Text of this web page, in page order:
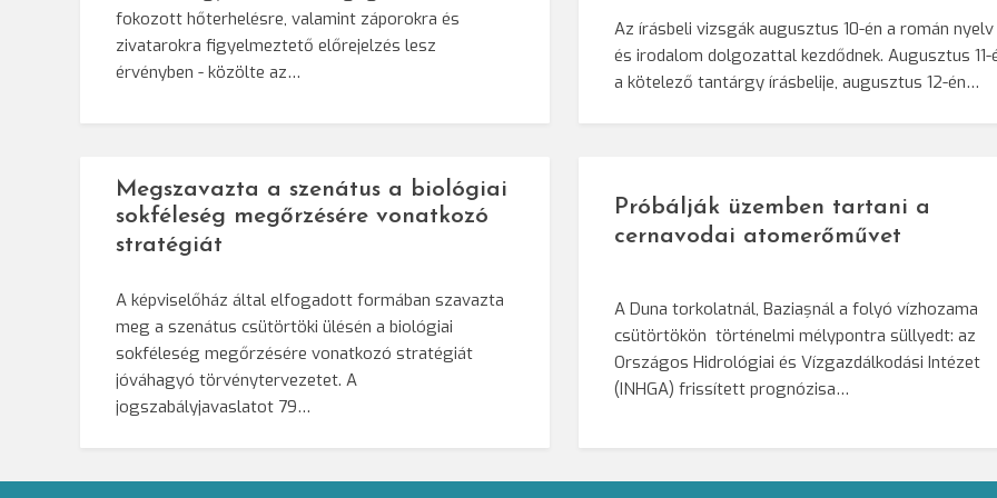
fokozott hőterhelésre, valamint záporokra és
zivatarokra figyelmeztető előrejelzés lesz
érvényben - közölte az…
Az írásbeli vizsgák augusztus 10-én a román nyelv
és irodalom dolgozattal kezdődnek. Augusztus 11-
a kötelező tantárgy írásbelije, augusztus 12-én…
Megszavazta a szenátus a biológiai
sokféleség megőrzésére vonatkozó
stratégiát
A képviselőház által elfogadott formában szavazta
meg a szenátus csütörtöki ülésén a biológiai
sokféleség megőrzésére vonatkozó stratégiát
jóváhagyó törvénytervezetet. A
jogszabályjavaslatot 79…
Próbálják üzemben tartani a
cernavodai atomerőművet
A Duna torkolatnál, Baziașnál a folyó vízhozama
csütörtökön történelmi mélypontra süllyedt: az
Országos Hidrológiai és Vízgazdálkodási Intézet
(INHGA) frissített prognózisa…